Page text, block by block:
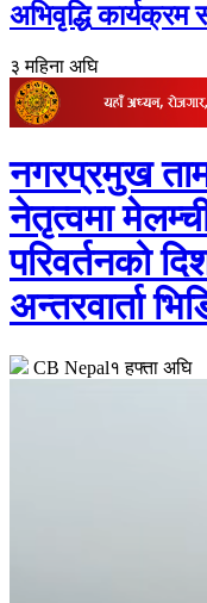
अभिवृद्धि कार्यक्रम
३ महिना अघि
नगरप्रमुख
नेतृत्वमा
परिवर्तनको
अन्तरवार्ता
CB Nepal१ हफ्ता अघि